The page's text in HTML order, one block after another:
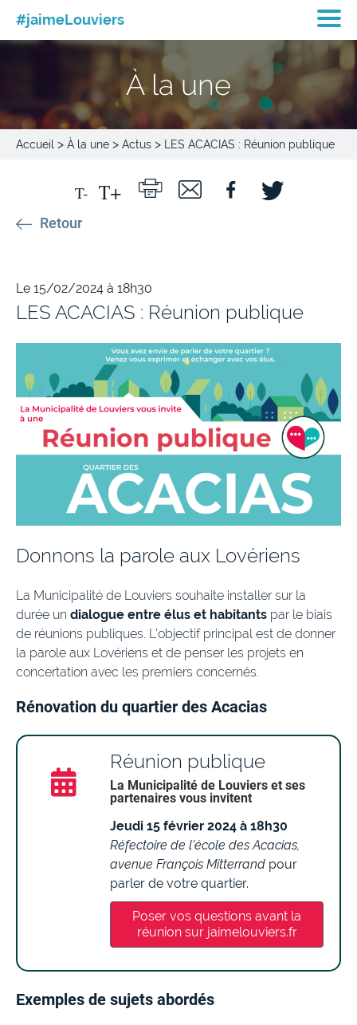
#jaimeLouviers
À la une
Accueil > À la une > Actus > LES ACACIAS : Réunion publique
Retour
Le 15/02/2024 à 18h30
LES ACACIAS : Réunion publique
Donnons la parole aux Lovériens
La Municipalité de Louviers souhaite installer sur la
durée un dialogue entre élus et habitants par le biais
de réunions publiques. L’objectif principal est de donner
la parole aux Lovériens et de penser les projets en
concertation avec les premiers concernés.
Rénovation du quartier des Acacias
Réunion publique
La Municipalité de Louviers et ses
partenaires vous invitent
Jeudi 15 février 2024 à 18h30
Réfectoire de l’école des Acacias,
avenue François Mitterrand pour
parler de votre quartier.
Poser vos questions avant la
réunion sur jaimelouviers.fr
Exemples de sujets abordés